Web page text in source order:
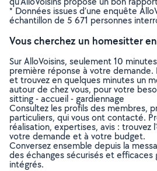
* Données issues d’une enquête
échantillon de 5 671 personnes
Vous cherchez un homesitter
Sur AlloVoisins, seulement 10
première réponse à votre demande.
et trouvez en quelques minutes un
autour de chez vous, pour votre
sitting - accueil - gardiennage
Consultez les profils des membres,
particuliers, qui vous ont contacté.
réalisation, expertises, avis : trouvez
votre demande et à votre budget.
Conversez ensemble depuis la
des échanges sécurisés et efficaces
intégrés.